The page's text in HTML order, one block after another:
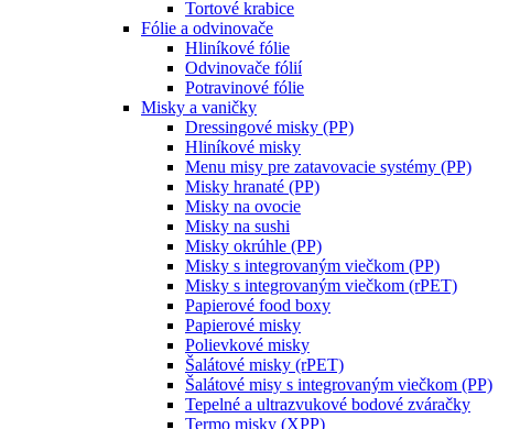
Tortové krabice
Fólie a odvinovače
Hliníkové fólie
Odvinovače fólií
Potravinové fólie
Misky a vaničky
Dressingové misky (PP)
Hliníkové misky
Menu misy pre zatavovacie systémy (PP)
Misky hranaté (PP)
Misky na ovocie
Misky na sushi
Misky okrúhle (PP)
Misky s integrovaným viečkom (PP)
Misky s integrovaným viečkom (rPET)
Papierové food boxy
Papierové misky
Polievkové misky
Šalátové misky (rPET)
Šalátové misy s integrovaným viečkom (PP)
Tepelné a ultrazvukové bodové zváračky
Termo misky (XPP)